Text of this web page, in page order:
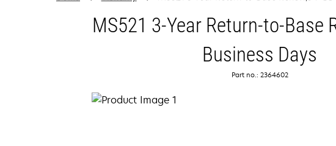
MS521 3-Year Return-to-Base
Business Days
Part no.: 2364602